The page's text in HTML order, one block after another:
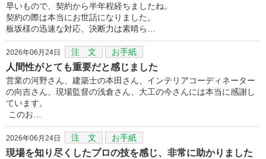
早いもので、契約から半年程経ちましたね。
契約の際は本当にお世話になりました。
板坂様の迅速な対応、決断力は素晴ら…
2026年06月24日 注 文 お手紙
人間性がとても重要だと感じました
営業の河野さん、建築士の本田さん、インテリアコーディネーター
の向吉さん、現場監督の浅倉さん、大工の今さんには本当に感謝し
ています。
このお…
2026年06月24日 注 文 お手紙
現場を知り尽くしたプロの技を感じ、非常に助かりました